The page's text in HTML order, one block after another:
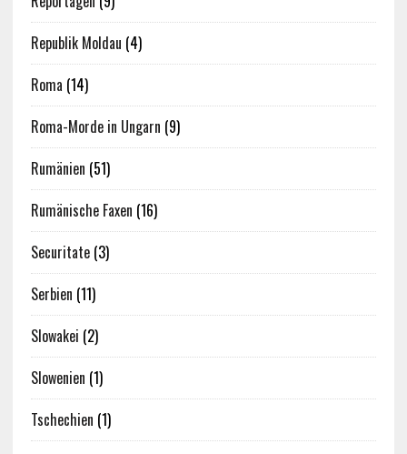
Republik Moldau (4)
Roma (14)
Roma-Morde in Ungarn (9)
Rumänien (51)
Rumänische Faxen (16)
Securitate(3)
Serbien (11)
Slowakei (2)
Slowenien (1)
Tschechien (1)